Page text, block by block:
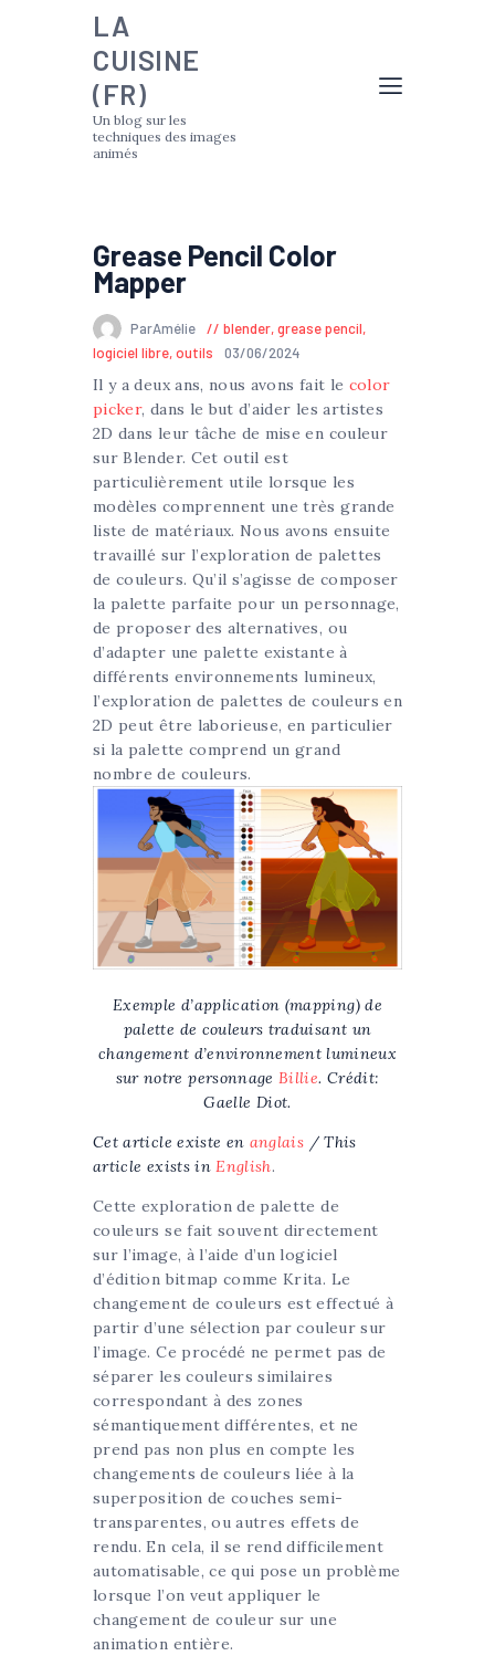
LA
CUISINE
(FR)
Un blog sur les
techniques des images
animés
Grease Pencil Color
Mapper
ParAmélie blender,grease pencil,
logiciel libre,outils 03/06/2024
Il y a deux ans, nous avons fait le color
picker, dans le but d’aider les artistes
2D dans leur tâche de mise en couleur
sur Blender. Cet outil est
particulièrement utile lorsque les
modèles comprennent une très grande
liste de matériaux. Nous avons ensuite
travaillé sur l’exploration de palettes
de couleurs. Qu’il s’agisse de composer
la palette parfaite pour un personnage,
de proposer des alternatives, ou
d’adapter une palette existante à
différents environnements lumineux,
l’exploration de palettes de couleurs en
2D peut être laborieuse, en particulier
si la palette comprend un grand
nombre de couleurs.
Exemple d’application (mapping) de
palette de couleurs traduisant un
changement d’environnement lumineux
sur notre personnageBillie. Crédit:
Gaelle Diot.
Cet article existe en anglais / This
article exists inEnglish.
Cette exploration de palette de
couleurs se fait souvent directement
sur l’image, à l’aide d’un logiciel
d’édition bitmap comme Krita. Le
changement de couleurs est effectué à
partir d’une sélection par couleur sur
l’image. Ce procédé ne permet pas de
séparer les couleurs similaires
correspondant à des zones
sémantiquement différentes, et ne
prend pas non plus en compte les
changements de couleurs liée à la
superposition de couches semi-
transparentes, ou autres effets de
rendu. En cela, il se rend difficilement
automatisable, ce qui pose un problème
lorsque l’on veut appliquer le
changement de couleur sur une
animation entière.